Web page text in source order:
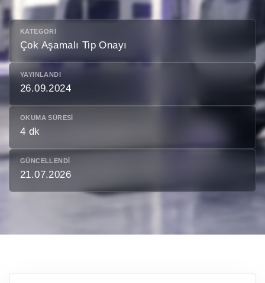
KATEGORI
Çok Aşamalı Tip Onayı
YAYINLANDI
26.09.2024
OKUMA SÜRESI
4 dk
GÜNCELLENDI
21.07.2026